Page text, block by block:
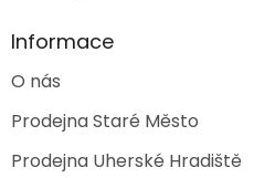
Informace
O nás
Prodejna Staré Město
Prodejna Uherské Hradiště